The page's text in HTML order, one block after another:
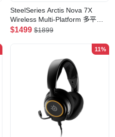
SteelSeries Arctis Nova 7X
Wireless Multi-Platform 多平台
無線降噪遊戲耳機(61565)(黑色)
$1499 $1899
11%